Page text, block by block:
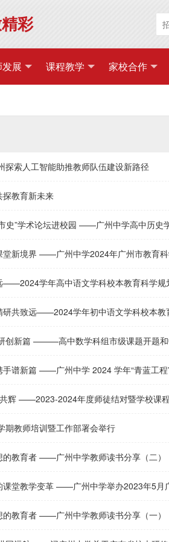
彩
展 课程教学 家校合作
探索人工智能助推教师队伍建设新路径
教育新未来
史”学术论坛进校园 ——广州中学高中历史
堂新境界 ——广州中学2024年广州市教育
——2024学年高中语文学科校本教育科学规
研共致远——2024学年初中语文学科校本教
创新篇 ———高中数学科组市级课题开题
手谱新篇 ——广州中学 2024 学年“青蓝工程
辉 ——2023-2024年度师徒结对暨学校课
期教师培训暨工作部署会举行
的教育者 ——广州中学教师读书分享（二）
教学变革 ——广州中学举办2023年5月广东省校本
的教育者 ——广州中学教师读书分享（一）